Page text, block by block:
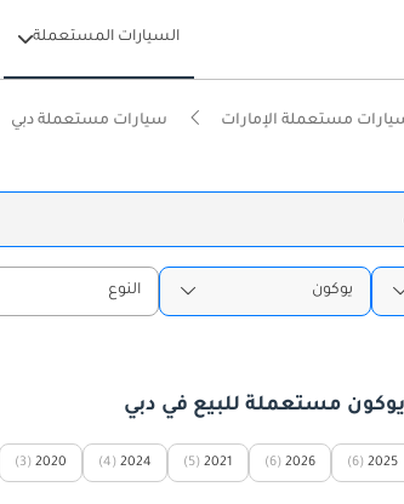
السيارات المستعملة
مستعملة الإمارات سيارات مستعملة دبي
يوكون النوع
مستعملة للبيع في دبي
2025
(6)
2026
(6)
2021
(5)
2024
(4)
2020
(3)